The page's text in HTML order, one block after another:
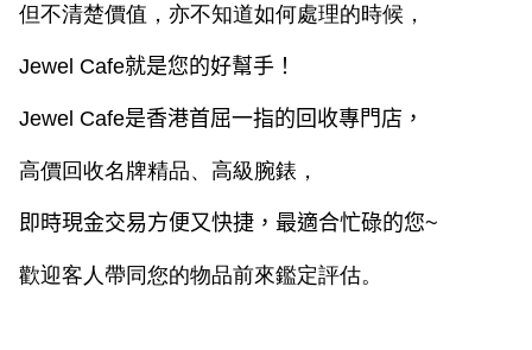
但不清楚價值，亦不知道如何處理的時候，
Jewel Cafe就是您的好幫手！
Jewel Cafe是香港首屈一指的回收專門店，
高價回收名牌精品、高級腕錶，
即時現金交易方便又快捷，最適合忙碌的您~
歡迎客人帶同您的物品前來鑑定評估。